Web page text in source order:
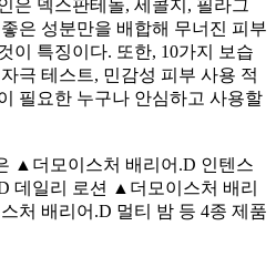
은 덱스판테놀, 세콜지 , 필라그
은 성분만을 배합해 무너진 피부
이 특징이다. 또한, 10가지 보습
극 테스트, 민감성 피부 사용 적
필요한 누구나 안심하고 사용할
▲ 더모이스처 배리어 .D 인텐스
데일리 로션 ▲ 더모이스처 배리
처 배리어 .D 멀티 밤 등 4종 제품